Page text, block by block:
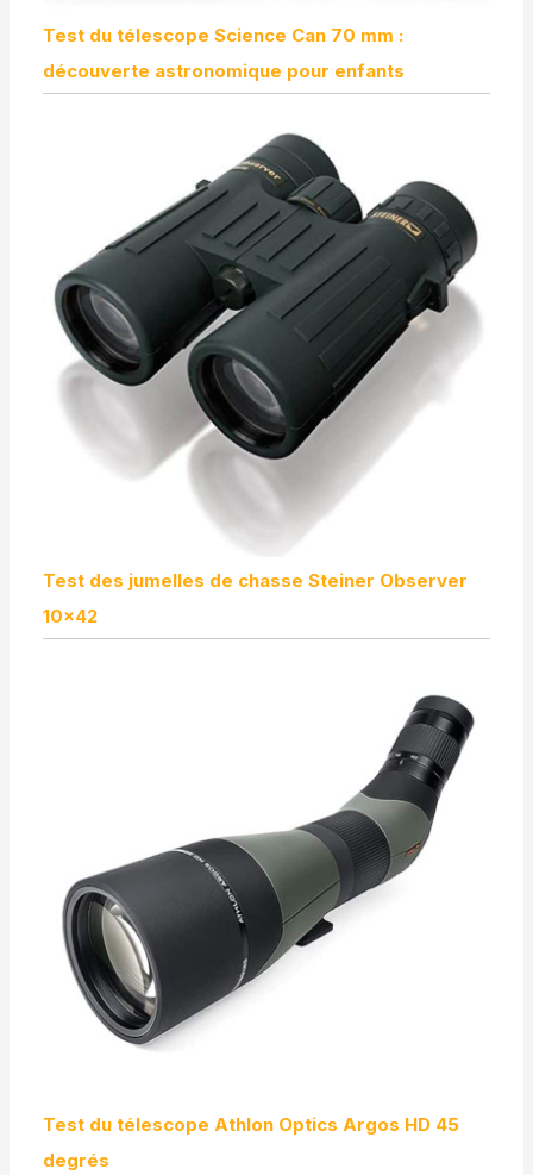
Test du télescope Science Can 70 mm :
découverte astronomique pour enfants
Test des jumelles de chasse Steiner Observer
10×42
Test du télescope Athlon Optics Argos HD 45
degrés